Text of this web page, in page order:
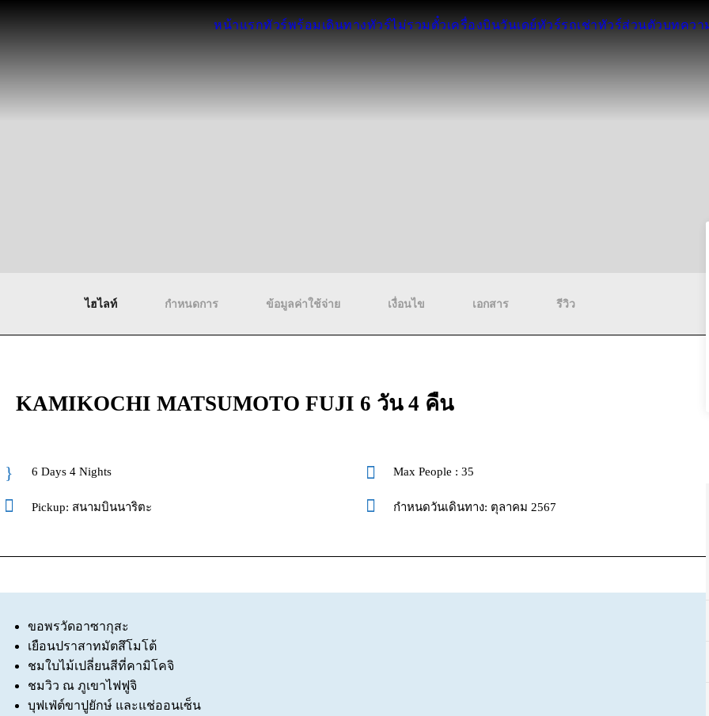
หน้าแรกทัวร์พร้อมเดินทางทัวร์ไม่รวมตั๋วเครื่องบินวันเดย์ทัวร์รถเช่าทัวร์ส่วนตัวบทควา
ไฮไลท์ กำหนดการ ข้อมูลค่าใช้จ่าย เงื่อนไข เอกสาร รีวิว
KAMIKOCHI MATSUMOTO FUJI 6 วัน 4 คืน
6 Days 4 Nights Max People : 35
Pickup: สนามบินนาริตะ กำหนดวันเดินทาง: ตุลาคม 2567
ขอพรวัดอาซากุสะ
เยือนปราสาทมัตสึโมโต้
ชมใบไม้เปลี่ยนสีที่คามิโคจิ
ชมวิว ณ ภูเขาไฟฟูจิ
บุฟเฟ่ต์ขาปูยักษ์ และแช่ออนเซ็น